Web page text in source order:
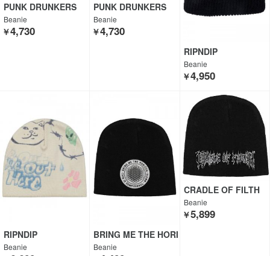
PUNK DRUNKERS
Beanie
￥4,730
PUNK DRUNKERS
Beanie
￥4,730
RIPNDIP
Beanie
￥4,950
RIPNDIP
Beanie
BRING ME THE HORI
ZON
Beanie
CRADLE OF FILTH
Beanie
￥5,899